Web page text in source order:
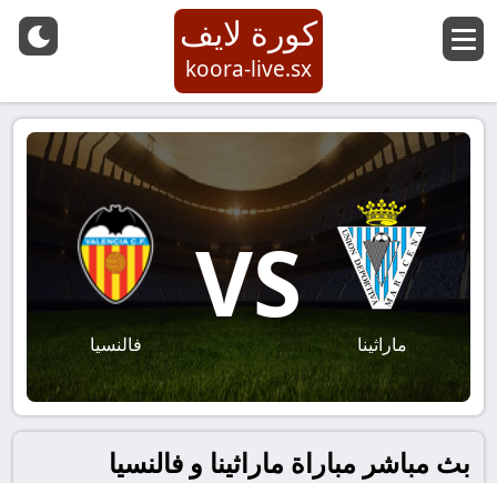
كورة لايف
koora-live.sx
ماراثينا
VS
فالنسيا
بث مباشر مباراة ماراثينا و فالنسيا